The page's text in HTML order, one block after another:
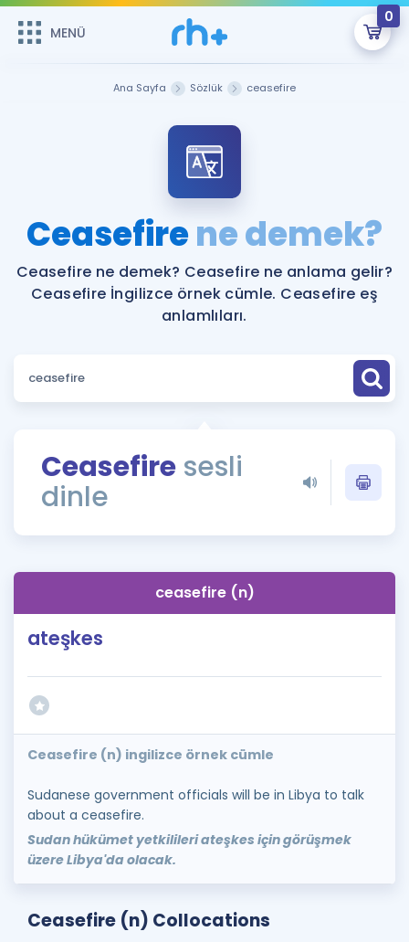
MENÜ
0
ÜYE DEĞİLİM
Sepetin Şu An Boş.
Remzi Hoca ile seni sınava hazırlayacak onlarca eğitim seni
bekliyor!
MENÜ
Faydalı Araçlar
Sözlük
Rehberlik Aracı
ÖSYM Sınav Takvimi
İngilizce Gramer
Hakkımızda
Ana Sayfa Sözlük ceasefire
Ceasefirene demek?
Ceasefire ne demek? Ceasefire ne anlama gelir?
Ceasefire İngilizce örnek cümle. Ceasefire eş
anlamlıları.
Ceasefire sesli
dinle
ceasefire (n)
ateşkes
Ceasefire (n) ingilizce örnek cümle
Sudanese government officials will be in Libya to talk
about a ceasefire.
Sudan hükümet yetkilileri ateşkes için görüşmek
üzere Libya'da olacak.
Ceasefire (n) Collocations